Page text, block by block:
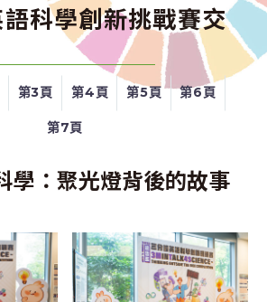
語科學創新挑戰賽交
第3頁 第4頁 第5頁 第6頁
第7頁
學：聚光燈背後的故事